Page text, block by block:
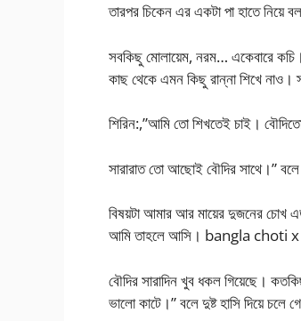
তারপর চিকেন এর একটা পা হাতে নিয়ে
সবকিছু মোলায়েম, নরম… একেবারে
কাছ থেকে এমন কিছু রান্না শিখে নাও।
শিরিন:,”আমি তো শিখতেই চাই।
সারারাত তো আছোই বৌদির সাথে।” বলে
বিষয়টা আমার আর মায়ের দুজনের চোখ
আমি তাহলে আসি। bangla choti x
বৌদির সারাদিন খুব ধকল গিয়েছে।
ভালো কাটে।” বলে দুষ্ট হাসি দিয়ে চলে